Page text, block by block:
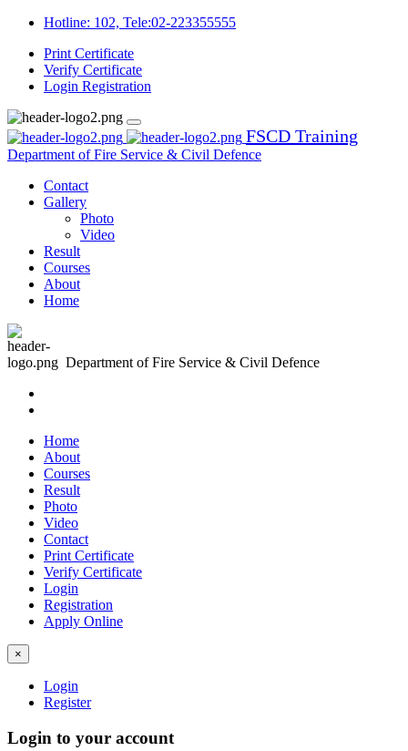
Hotline: 102, Tele:02-223355555
Print Certificate
Verify Certificate
Login Registration
FSCD Training
Department of Fire Service & Civil Defence
Contact
Gallery
Photo
Video
Result
Courses
About
Home
Department of Fire Service & Civil Defence
Home
About
Courses
Result
Photo
Video
Contact
Print Certificate
Verify Certificate
Login
Registration
Apply Online
×
Login
Register
Login to your account